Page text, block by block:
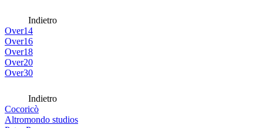
Indietro
Over14
Over16
Over18
Over20
Over30
Indietro
Cocoricò
Altromondo studios